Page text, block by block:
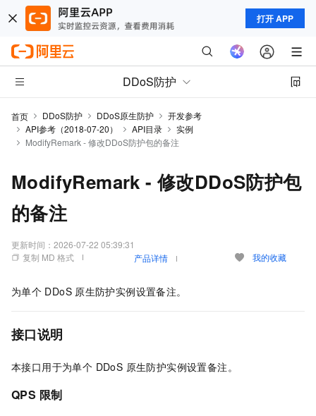
打开 APP
DDoS防护
首页 DDoS防护 DDoS原生防护
开发参考
API参考（2018-07-20）
API目录
实例
ModifyRemark - 修改DDoS防护包的备注
ModifyRemark - 修改DDoS防护包
的备注
更新时间： 2026-07-22 05:39:31
复制 MD 格式
产品详情 我的收藏
为单个 DDoS 原生防护实例设置备注。
接口说明
本接口用于为单个 DDoS 原生防护实例设置备注。
QPS 限制